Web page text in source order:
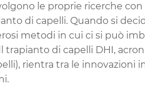
le proprie ricerche
di capelli. Quando si
metodi in cui ci si può
trapianto di capelli DHI,
rientra tra le